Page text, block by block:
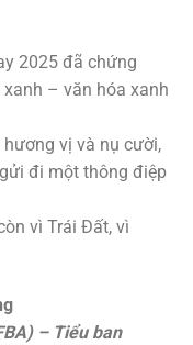
2025 đã chứng
– văn hóa xanh
vị và nụ cười,
đi một thông điệp
vì Trái Đất, vì
– Tiểu ban